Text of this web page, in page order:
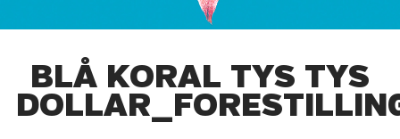
BLÅ KORAL TYS TYS